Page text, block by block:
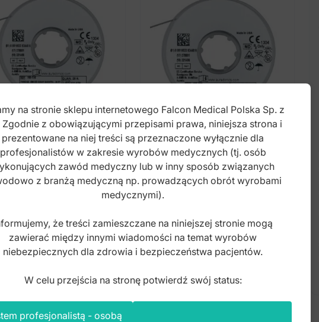
Nić
bez lateksu,
pełna, szara
zł
ElastoMax Nić
elastyczna, bez lateksu,
okrągła pusta,
przeźroczysta .025"
50,00 zł
brutto
na stronie sklepu internetowego Falcon Medical Polska Sp. z
Zgodnie z obowiązującymi przepisami prawa, niniejsza strona i
prezentowane na niej treści są przeznaczone wyłącznie dla
profesjonalistów w zakresie wyrobów medycznych (tj. osób
zawód medyczny lub w inny sposób związanych
z branżą medyczną np. prowadzących obrót wyrobami
medycznymi).
że treści zamieszczane na niniejszej stronie mogą
zawierać między innymi wiadomości na temat wyrobów
niebezpiecznych dla zdrowia i bezpieczeństwa pacjentów.
W celu przejścia na stronę potwierdź swój status:
profesjonalistą - osobą